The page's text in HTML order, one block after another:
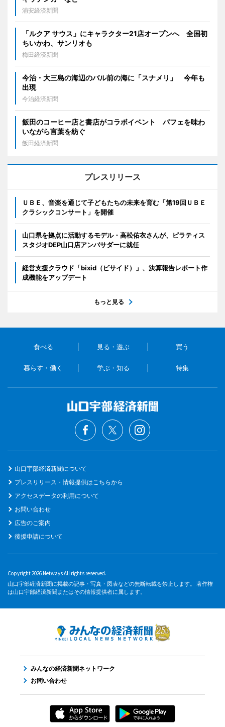
浦安経済新聞
「ルクア サウス」にキャラクター21店オープンへ 全国初
ちいかわ、サンリオも
梅田経済新聞
今治・大三島の海辺のバル前の海に「スナメリ」 今年も
出現
今治経済新聞
飯田のコーヒー店と書店がコラボイベント パフェを味わ
いながら言葉を紡ぐ
飯田経済新聞
プレスリリース
ＵＢＥ、音楽を通じて子どもたちの未来を育む「第19回ＵＢＥ
クラシックコンサート」を開催
山口県を拠点に活動するモデル・高松佑衣さんが、ピラティス
スタジオDEP山口店アンバサダーに就任
経営支援クラウド「bixid（ビサイド）」、決算報告レポート作
成機能をアップデート
もっと見る
食べる 見る・遊ぶ 買う
暮らす・働く 学ぶ・知る 特集
山口宇部経済新聞について
プレスリリース・情報提供はこちらから
アクセスデータの利用について
お問い合わせ
広告のご案内
後援申請について
Copyright 2026 Netways All rights reserved.
山口宇部経済新聞に掲載の記事・写真・図表などの無断転載を禁止します。 著作権
は山口宇部経済新聞またはその情報提供者に属します。
みんなの経済新聞ネットワーク
お問い合わせ